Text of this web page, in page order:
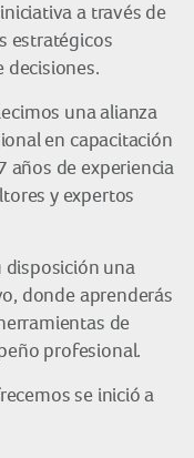
a través de
estratégicos
decisiones.
una alianza
en capacitación
años de experiencia
y expertos
disposición una
donde aprenderás
de
profesional.
se inició a